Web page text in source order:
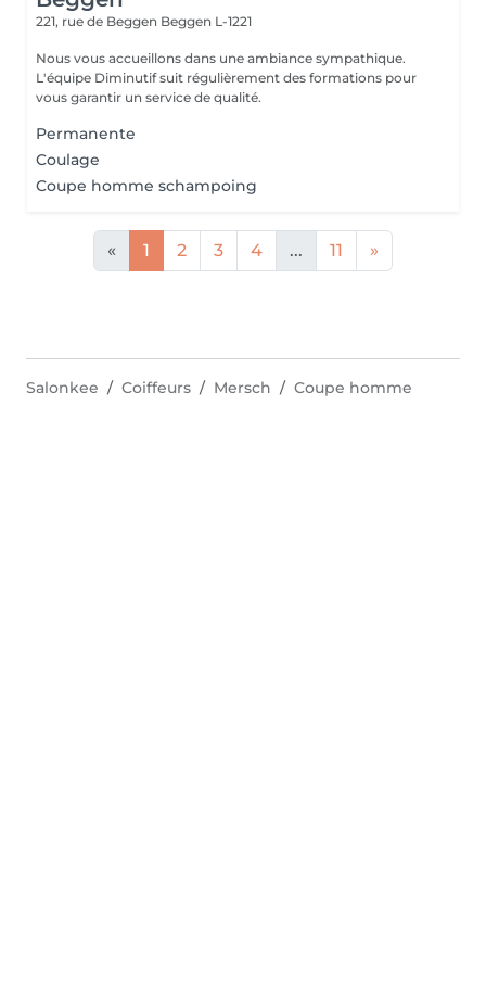
221, rue de Beggen Beggen L-1221
Nous vous accueillons dans une ambiance sympathique.
L'équipe Diminutif suit régulièrement des formations pour
vous garantir un service de qualité.
Permanente
Coulage
Coupe homme schampoing
« 1 2 3 4 ... 11 »
Salonkee Coiffeurs Mersch Coupe homme